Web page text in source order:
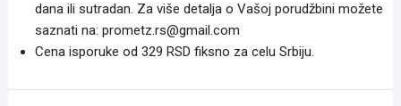
dana ili sutradan. Za više detalja o Vašoj porudžbini možete
saznati na: prometz.rs@gmail.com
Cena isporuke od 329 RSD fiksno za celu Srbiju.